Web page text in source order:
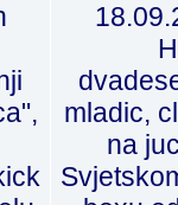
mladic,
na